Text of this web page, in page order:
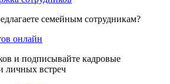
семейным сотрудникам?
онлайн
и подписывайте кадровые
личных встреч